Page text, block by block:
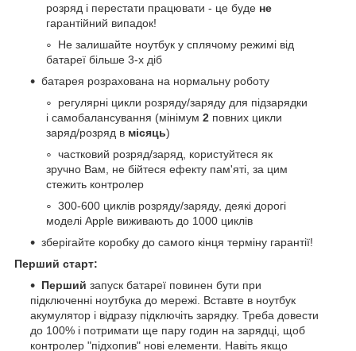
розряд і перестати працювати - це буде не
гарантійний випадок!
Не залишайте ноутбук у сплячому режимі від
батареї більше 3-х діб
батарея розрахована на нормальну роботу
регулярні цикли розряду/заряду для підзарядки
і самобалансування (мінімум 2 повних цикли
заряд/розряд в місяць)
частковий розряд/заряд, користуйтеся як
зручно Вам, не бійтеся ефекту пам'яті, за цим
стежить контролер
300-600 циклів розряду/заряду, деякі дорогі
моделі Apple виживають до 1000 циклів
зберігайте коробку до самого кінця терміну гарантії!
Перший старт:
Перший запуск батареї повинен бути при
підключенні ноутбука до мережі. Вставте в ноутбук
акумулятор і відразу підключіть зарядку. Треба довести
до 100% і потримати ще пару годин на зарядці, щоб
контролер "підхопив" нові елементи. Навіть якщо